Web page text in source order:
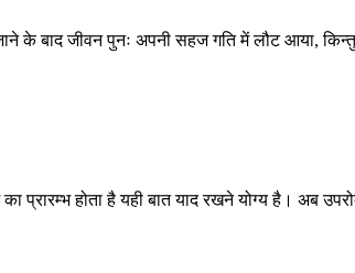
के बाद जीवन पुनः अपनी सहज गति में लौट आया,
प्रारम्भ होता है यही बात याद रखने योग्य है। अब